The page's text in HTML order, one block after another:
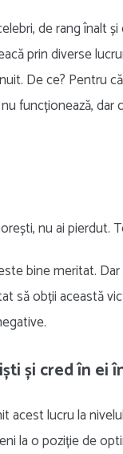
de rang înalt
prin diverse
De ce? Pentru
funcționează,
nu ai pierdut.
bine meritat.
să obții această
și cred în
acest lucru la
la o poziție de